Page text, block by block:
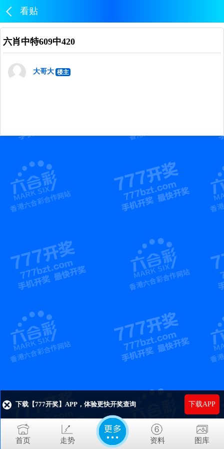
看贴
六肖中特609中420
大哥大 楼主
首页 走势 资料 图库
下载【777开奖】APP，体验更快开奖查询 下载APP